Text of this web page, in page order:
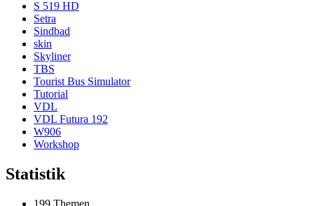
S 519 HD
Setra
Sindbad
skin
Skyliner
TBS
Tourist Bus Simulator
Tutorial
VDL
VDL Futura 192
W906
Workshop
Statistik
199 Themen